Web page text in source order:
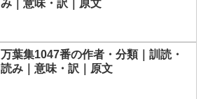
み｜意味・訳｜原文
万葉集1047番の作者・分類｜訓読・
読み｜意味・訳｜原文